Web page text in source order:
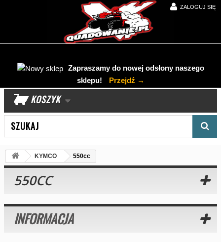
ZALOGUJ SIĘ
Zapraszamy do nowej odsłony naszego
sklepu!
Przejdź →
KOSZYK
KYMCO 550cc
550CC
INFORMACJA